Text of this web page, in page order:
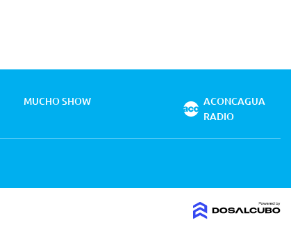
MUCHO SHOW
ACONCAGUA
RADIO